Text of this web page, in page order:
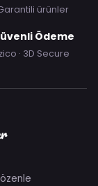
ürünler
Ödeme
· 3D Secure